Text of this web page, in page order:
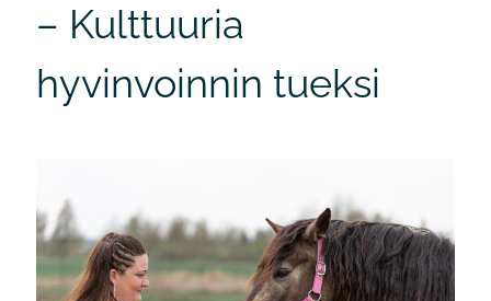
– Kulttuuria
hyvinvoinnin tueksi